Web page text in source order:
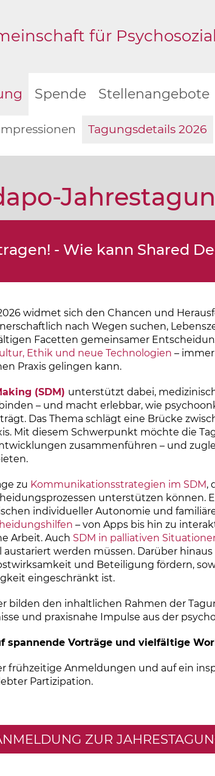
für
Spende Stellenangebote
Tagungsdetails 2026
- Wie kann Shared
widmet sich den Chancen und
nach Wegen suchen,
Facetten gemeinsamer
Ethik und neue Technologien –
Praxis gelingen kann.
(SDM) unterstützt dabei,
– und macht erlebbar, wie
Das Thema schlägt eine Brücke
Mit diesem Schwerpunkt möchte die
zusammenführen – und
zu Kommunikationsstrategien im SDM,
unterstützen können.
individueller Autonomie und
– von Apps bis hin zu
Arbeit. Auch SDM in palliativen
austariert werden müssen. Darüber
und Beteiligung fördern,
eingeschränkt ist.
bilden den inhaltlichen Rahmen der
und praxisnahe Impulse aus der
spannende Vorträge und vielfältige
frühzeitige Anmeldungen und auf ein
Partizipation.
ZUR